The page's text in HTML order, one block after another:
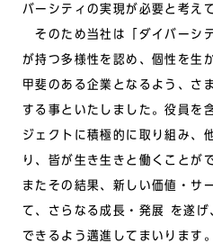
バーシティの実現が必要と考え
そのため当社は「ダイバーシ
が持つ多様性を認め、個性を生
甲斐のある企業となるよう、さ
する事といたしました。役員を
ジェクトに積極的に取り組み、
り、皆が生き生きと働くことが
またその結果、新しい価値・サ
て、さらなる成長・発展 を遂
できるよう邁進してまいります。